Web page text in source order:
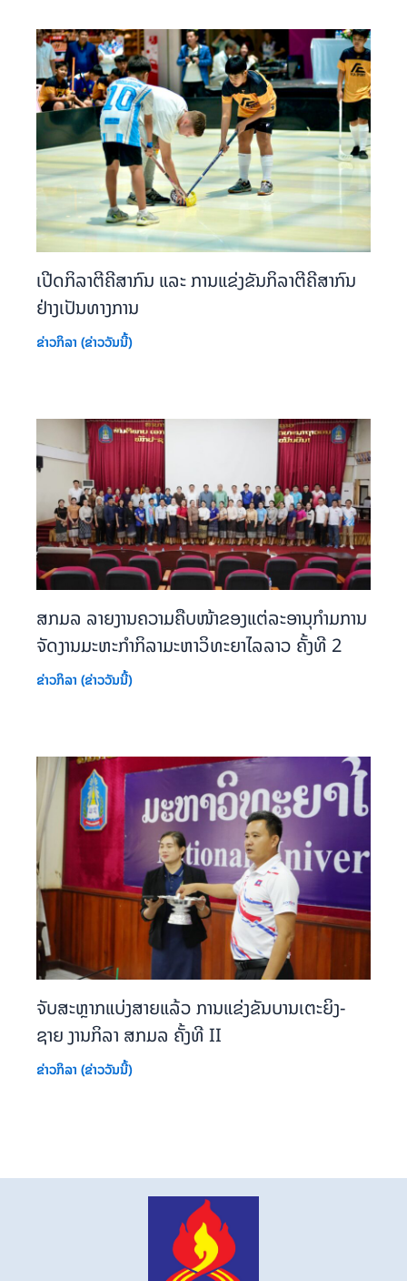
ເປີດກິລາຕີຄີສາກົນ ແລະ ການແຂ່ງຂັນກິລາຕີຄີສາກົນ
ຢ່າງເປັນທາງການ
ຂ່າວກິລາ (ຂ່າວວັນນີ້)
ສກມລ ລາຍງານຄວາມຄືບໜ້າຂອງແຕ່ລະອານຸກຳມການ
ຈັດງານມະຫະກຳກິລາມະຫາວິທະຍາໄລລາວ ຄັ້ງທີ 2
ຂ່າວກິລາ (ຂ່າວວັນນີ້)
ຈັບສະຫຼາກແບ່ງສາຍແລ້ວ ການແຂ່ງຂັນບານເຕະຍິງ-
ຊາຍ ງານກິລາ ສກມລ ຄັ້ງທີ II
ຂ່າວກິລາ (ຂ່າວວັນນີ້)